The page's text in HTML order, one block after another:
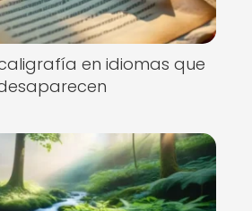
en idiomas que